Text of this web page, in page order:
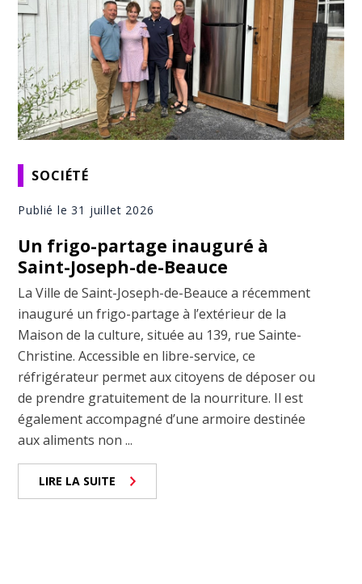
SOCIÉTÉ
Publié le 31 juillet 2026
Un frigo-partage inauguré à
Saint-Joseph-de-Beauce
La Ville de Saint-Joseph-de-Beauce a récemment
inauguré un frigo-partage à l’extérieur de la
Maison de la culture, située au 139, rue Sainte-
Christine. Accessible en libre-service, ce
réfrigérateur permet aux citoyens de déposer ou
de prendre gratuitement de la nourriture. Il est
également accompagné d’une armoire destinée
aux aliments non ...
LIRE LA SUITE